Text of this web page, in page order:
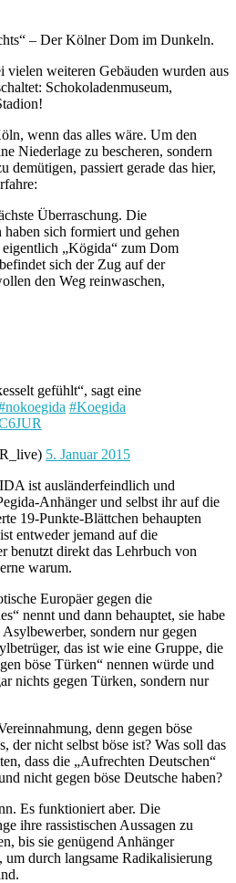
– Der Kölner Dom im Dunkeln.
weiteren Gebäuden wurden aus
Schokoladenmuseum,
wenn das alles wäre. Um den
Niederlage zu bescheren, sondern
demütigen, passiert gerade das hier,
Überraschung. Die
sich formiert und gehen
eigentlich „Kögida“ zum Dom
sich der Zug auf der
den Weg reinwaschen,
gefühlt“, sagt eine
#Koegida
5. Januar 2015
ist ausländerfeindlich und
Anhänger und selbst ihr auf die
19-Punkte-Blättchen behaupten
entweder jemand auf die
benutzt direkt das Lehrbuch von
warum.
Europäer gegen die
nennt und dann behauptet, sie habe
sondern nur gegen
das ist wie eine Gruppe, die
böse Türken“ nennen würde und
nichts gegen Türken, sondern nur
denn gegen böse
der nicht selbst böse ist? Was soll das
dass die „Aufrechten Deutschen“
nicht gegen böse Deutsche haben?
Es funktioniert aber. Die
ihre rassistischen Aussagen zu
bis sie genügend Anhänger
um durch langsame Radikalisierung